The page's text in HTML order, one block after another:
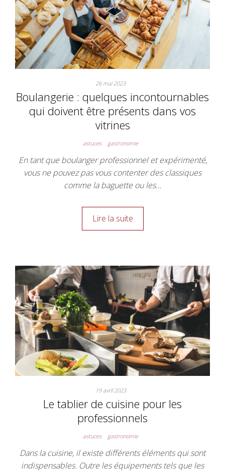
26 mai 2023
Boulangerie : quelques incontournables
qui doivent être présents dans vos
vitrines
astuces gastronomie
En tant que boulanger professionnel et expérimenté,
vous ne pouvez pas vous contenter des classiques
comme la baguette ou les…
Lire la suite
19 avril 2023
Le tablier de cuisine pour les
professionnels
astuces gastronomie
Dans la cuisine, il existe différents éléments qui sont
indispensables. Outre les équipements tels que les